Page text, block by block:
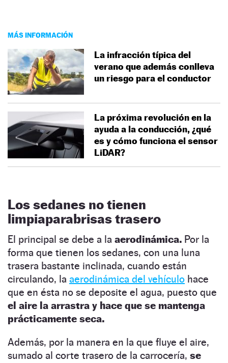
MÁS INFORMACIÓN
La infracción típica del
verano que además conlleva
un riesgo para el conductor
La próxima revolución en la
ayuda a la conducción, ¿qué
es y cómo funciona el sensor
LiDAR?
Los sedanes no tienen
limpiaparabrisas trasero
El principal se debe a la aerodinámica. Por la
forma que tienen los sedanes, con una luna
trasera bastante inclinada, cuando están
circulando, la aerodinámica del vehículo hace
que en ésta no se deposite el agua, puesto que
el aire la arrastra y hace que se mantenga
prácticamente seca.
Además, por la manera en la que fluye el aire,
sumado al corte trasero de la carrocería, se